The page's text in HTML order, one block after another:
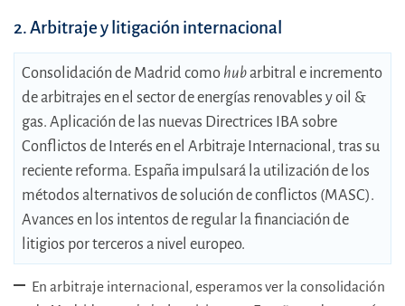
2. Arbitraje y litigación internacional
Consolidación de Madrid como hubarbitral e incremento
de arbitrajes en el sector de energías renovables y oil &
gas. Aplicación de las nuevas Directrices IBA sobre
Conflictos de Interés en el Arbitraje Internacional, tras su
reciente reforma. España impulsará la utilización de los
métodos alternativos de solución de conflictos (MASC).
Avances en los intentos de regular la financiación de
litigios por terceros a nivel europeo.
En arbitraje internacional, esperamos ver la consolidación